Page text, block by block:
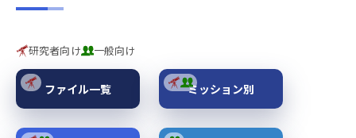
研究者向け 一般向け
ファイル一覧 ミッション別